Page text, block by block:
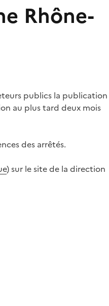
Rhône-
publics la publication
au plus tard deux mois
des arrêtés.
) sur le site de la direction